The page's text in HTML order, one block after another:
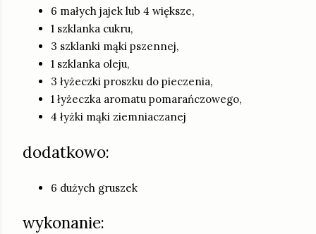
6 małych jajek lub 4 większe,
1 szklanka cukru,
3 szklanki mąki pszennej,
1 szklanka oleju,
3 łyżeczki proszku do pieczenia,
1 łyżeczka aromatu pomarańczowego,
4 łyżki mąki ziemniaczanej
dodatkowo:
6 dużych gruszek
wykonanie: